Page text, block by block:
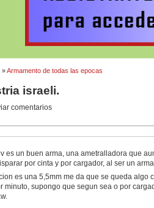
»Armamento de todas las epocas
israeli.
comentarios
es un buen arma, una ametralladora que
por cinta y por cargador, al ser un
es una 5,5mm me da que se queda
minuto, supongo que segun sea o por